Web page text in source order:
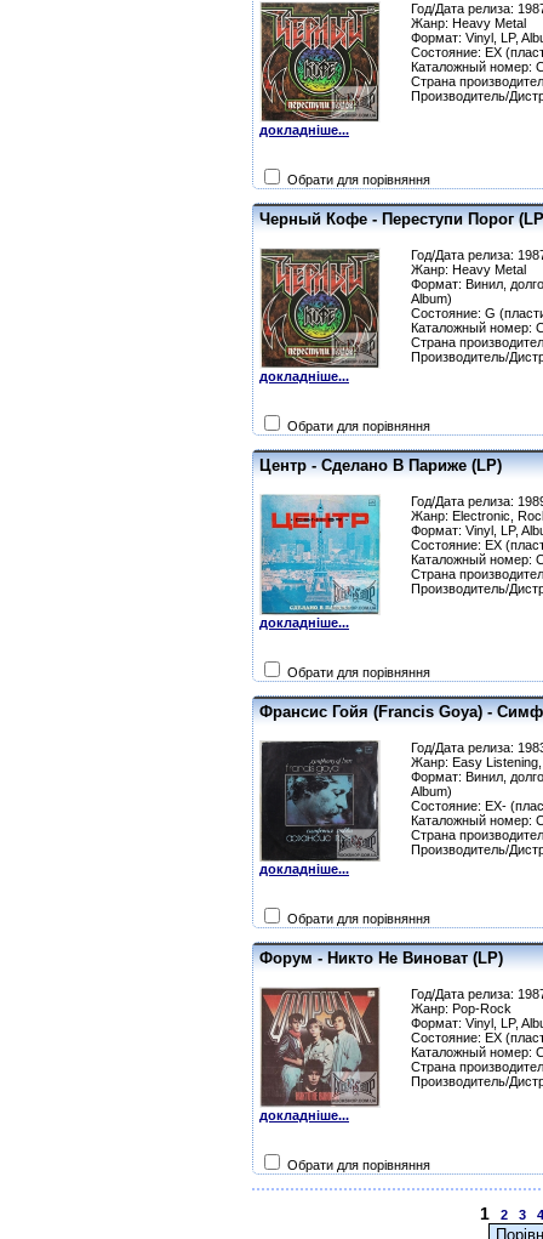
докладніше...
Год/Дата релиза:
Жанр: Heavy Metal
Формат: Vinyl, LP,
Состояние: EX
Каталожный номер:
Страна
Производитель/
Обрати для порівняння
Черный Кофе - Переступи Порог
докладніше...
Год/Дата релиза:
Жанр: Heavy Metal
Формат: Винил,
Album)
Состояние: G
Каталожный номер:
Страна
Производитель/
Обрати для порівняння
Центр - Сделано В Париже (LP)
докладніше...
Год/Дата релиза:
Жанр: Electronic,
Формат: Vinyl, LP,
Состояние: EX
Каталожный номер:
Страна
Производитель/
Обрати для порівняння
Франсис Гойя (Francis Goya) -
докладніше...
Год/Дата релиза:
Жанр: Easy
Формат: Винил,
Album)
Состояние: EX-
Каталожный номер:
Страна
Производитель/
Обрати для порівняння
Форум - Никто Не Виноват (LP)
докладніше...
Год/Дата релиза:
Жанр: Pop-Rock
Формат: Vinyl, LP,
Состояние: EX
Каталожный номер:
Страна
Производитель/
Обрати для порівняння
1 2 3